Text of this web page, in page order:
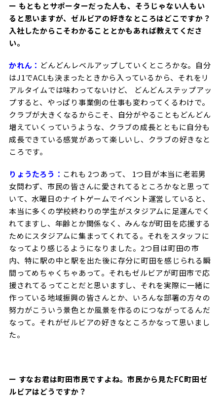
ー もともとサポーターだった人も、そうじゃない人もい
ると思いますが、ゼルビアの好きなところはどこですか？
入社したからこそわかることとかもあれば教えてくださ
い。
かれん： どんどんレベルアップしていくところかな。自分
はJ1でACLも決まったときから入っているから、それをリ
アルタイムでは味わってないけど、 どんどんステップアッ
プすると、やっぱり事業側の仕事も変わってくるわけで。
クラブが大きくなるからこそ、自分がやることもどんどん
増えていくっていうような、クラブの成長とともに自分も
成長できている感覚があって楽しいし、クラブの好きなと
ころです。
りょうたろう： これも 2つあって、 1つ目が本当に老若男
女問わず、市民の皆さんに愛されてるところかなと思って
いて、水曜日のナイトゲームでイベント運営していると、
本当に多くの学校終わりの学生がスタジアムに足運んでく
れてますし、年齢とか関係なく、みんなが町田を応援する
ためにスタジアムに集まってくれてる。それをスタッフに
なってより感じるようになりました。2つ目は町田の市
内、特に駅の中と駅を出た後に存分に町田を感じられる瞬
間ってめちゃくちゃあって。それもゼルビアが町田市で応
援されてるってことだと思いますし、それを実際に一緒に
作っている地域振興の皆さんとか、いろんな部署の方々の
努力がこういう景色とか風景を作るのにつながってるんだ
なって。それがゼルビアの好きなところかなって思いまし
た。
ー すなお君は町田市民ですよね。市民から見たFC町田ゼ
ルビアはどうですか？